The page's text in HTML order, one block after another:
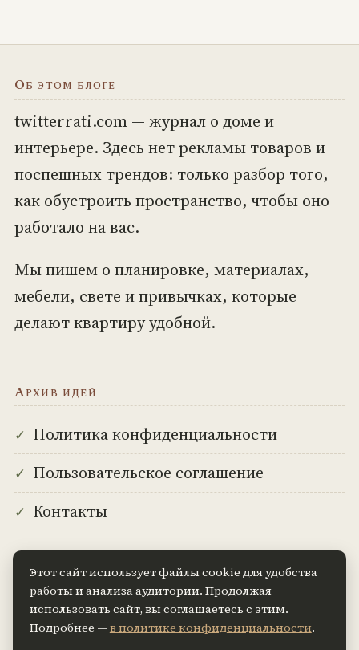
Об этом блоге
twitterrati.com — журнал о доме и
интерьере. Здесь нет рекламы товаров и
поспешных трендов: только разбор того,
как обустроить пространство, чтобы оно
работало на вас.
Мы пишем о планировке, материалах,
мебели, свете и привычках, которые
делают квартиру удобной.
Архив идей
Политика конфиденциальности
Пользовательское соглашение
Контакты
Мысль на сегодня
Хороший интерьер не покупается за один
Этот сайт использует файлы cookie для удобства
работы и анализа аудитории. Продолжая
использовать сайт, вы соглашаетесь с этим.
Подробнее — в политике конфиденциальности.